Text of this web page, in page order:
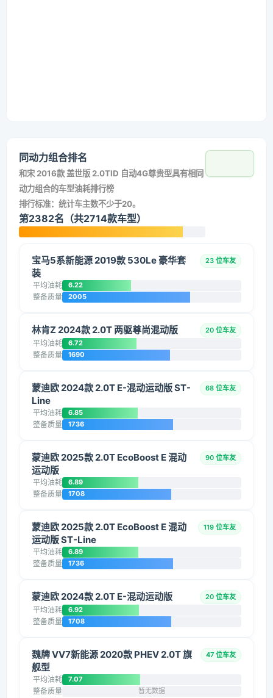
同动力组合排名
和宋 2016款 盖世版 2.0TID 自动4G尊贵型具有相同
动力组合的车型油耗排行榜
排行标准：统计车主数不少于20。
第2382名（共2714款车型）
宝马5系新能源 2019款 530Le 豪华套
装
23 位车友
平均油耗 6.22
整备质量 2005
林肯Z 2024款 2.0T 两驱尊尚混动版 20 位车友
平均油耗 6.72
整备质量 1690
蒙迪欧 2024款 2.0T E-混动运动版 ST-
Line
68 位车友
平均油耗 6.85
整备质量 1736
蒙迪欧 2025款 2.0T EcoBoost E 混动
运动版
90 位车友
平均油耗 6.89
整备质量 1708
蒙迪欧 2025款 2.0T EcoBoost E 混动
运动版 ST-Line
119 位车友
平均油耗 6.89
整备质量 1736
蒙迪欧 2024款 2.0T E-混动运动版 20 位车友
平均油耗 6.92
整备质量 1708
魏牌 VV7新能源 2020款 PHEV 2.0T 旗
舰型
47 位车友
平均油耗 7.07
整备质量 暂无数据